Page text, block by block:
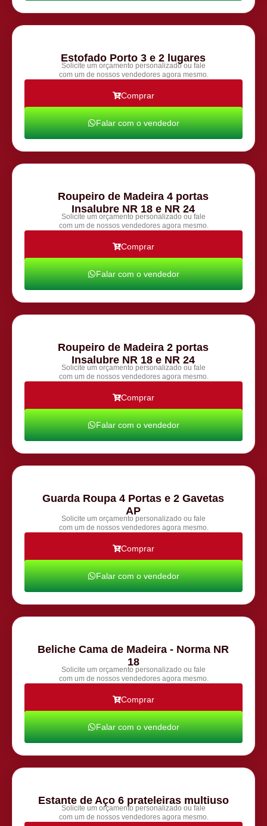
Estofado Porto 3 e 2 lugares
Solicite um orçamento personalizado ou fale
com um de nossos vendedores agora mesmo.
Comprar
Falar com o vendedor
Roupeiro de Madeira 4 portas
Insalubre NR 18 e NR 24
Solicite um orçamento personalizado ou fale
com um de nossos vendedores agora mesmo.
Comprar
Falar com o vendedor
Roupeiro de Madeira 2 portas
Insalubre NR 18 e NR 24
Solicite um orçamento personalizado ou fale
com um de nossos vendedores agora mesmo.
Comprar
Falar com o vendedor
Guarda Roupa 4 Portas e 2 Gavetas
AP
Solicite um orçamento personalizado ou fale
com um de nossos vendedores agora mesmo.
Comprar
Falar com o vendedor
Beliche Cama de Madeira - Norma NR
18
Solicite um orçamento personalizado ou fale
com um de nossos vendedores agora mesmo.
Comprar
Falar com o vendedor
Estante de Aço 6 prateleiras multiuso
Solicite um orçamento personalizado ou fale
com um de nossos vendedores agora mesmo.